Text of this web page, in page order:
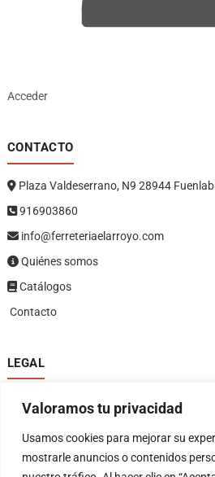
Valoramos tu privacidad
Usamos cookies para mejorar su
mostrarle anuncios o contenidos
Acceder
CONTACTO
Plaza Valdeserrano, N9 28944
916903860
info@ferreteriaelarroyo.com
Quiénes somos
Catálogos
Contacto
LEGAL
Política de privacidad
Política de devoluciones y reembolsos
Términos y condiciones